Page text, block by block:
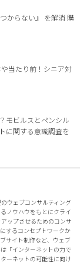
からない』 を解消 購
当たり前！シニア対
モビルスとペンシル
に関する意識調査を
ウェブコンサルティング
ノウハウをもとにクライ
ップさせるためのコンサ
するコンセプトワークか
サイト制作など、ウェブ
「インターネットの力で
ーネットの可能性に向け